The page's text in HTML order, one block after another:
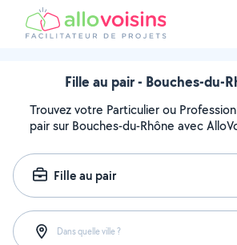
Fille au pair - Bouches-du-
Trouvez votre Particulier ou
pair sur Bouches-du-Rhône avec
Fille au pair
Dans quelle ville ?